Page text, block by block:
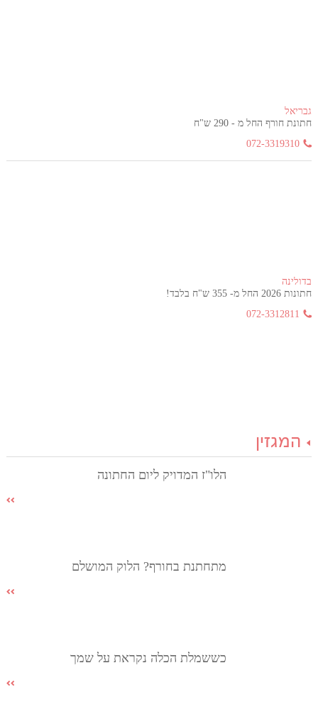
גבריאל
חתונת חורף החל מ - 290 ש"ח
072-3319310
בדולינה
חתונות 2026 החל מ- 355 ש"ח בלבד!
072-3312811
המגזין
הלו"ז המדויק ליום החתונה
מתחתנת בחורף? הלוק המושלם
כששמלת הכלה נקראת על שמך